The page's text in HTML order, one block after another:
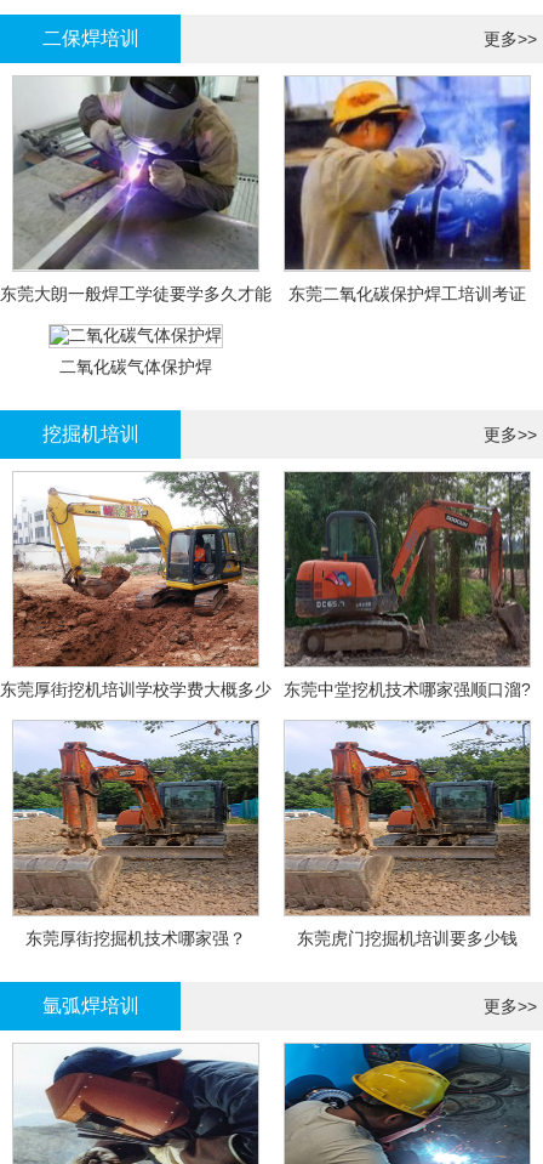
二保焊培训 更多>>
东莞大朗一般焊工学徒要学多久才能
拿证？
东莞二氧化碳保护焊工培训考证
二氧化碳气体保护焊
挖掘机培训 更多>>
东莞厚街挖机培训学校学费大概多少 东莞中堂挖机技术哪家强顺口溜?
东莞厚街挖掘机技术哪家强？ 东莞虎门挖掘机培训要多少钱
氩弧焊培训 更多>>